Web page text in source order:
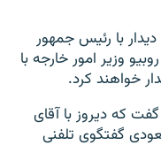
با رئیس جمهور
وزیر امور خارجه با
خواهند کرد.
گفت که دیروز با آقای
گفتگوی تلفنی